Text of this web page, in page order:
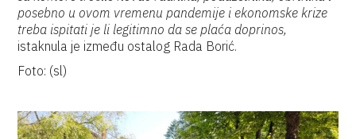
posebno u ovom vremenu pandemije i ekonomske krize
treba ispitati je li legitimno da se plaća doprinos,
istaknula je između ostalog Rada Borić.
Foto: (sl)